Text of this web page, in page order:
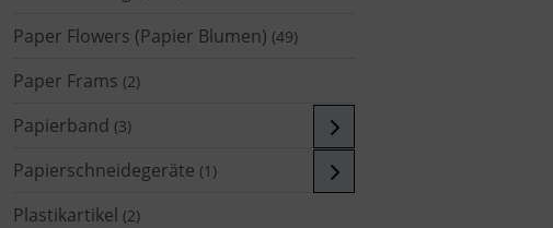
Paper Flowers (Papier Blumen) (49)
Paper Frams (2)
Papierband (3)
Papierschneidegeräte (1)
Plastikartikel (2)